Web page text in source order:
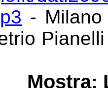
-
Mostra: